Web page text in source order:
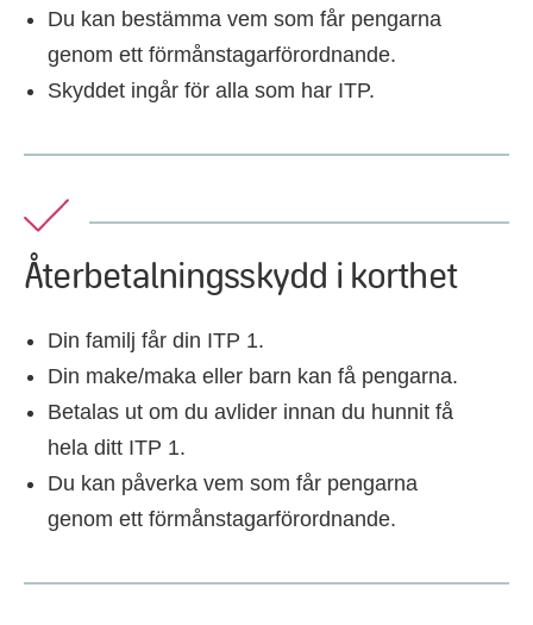
Du kan bestämma vem som får pengarna
genom ett förmånstagarförordnande.
Skyddet ingår för alla som har ITP.
Återbetalningsskydd i korthet
Din familj får din ITP 1.
Din make/maka eller barn kan få pengarna.
Betalas ut om du avlider innan du hunnit få
hela ditt ITP 1.
Du kan påverka vem som får pengarna
genom ett förmånstagarförordnande.